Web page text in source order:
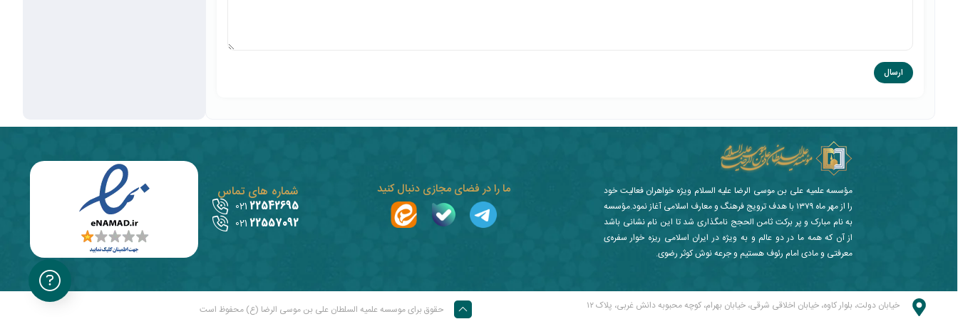
شماره های تماس
22542695
021
22557092
021
ما را در فضای مجازی دنبال کنید
مؤسسه علمیه علی بن موسی الرضا علیه السلام ویژه خواهران فعالیت خود
را از مهر ماه ۱۳۷۹ با هدف ترویج فرهنگ و معارف اسلامی آغاز نمود.مؤسسه
به نام مبارک و پر برکت ثامن الحجج نامگذاری شد تا این نام نشانی باشد
از آن که همه ما در دو عالم و به ویژه در ایران اسلامی ریزه خوار سفره‌ی
معرفتی و مادی امام رئوف هستیم و جرعه نوش کوثر رضوی.
خیابان دولت، بلوار کاوه، خیابان اخلاقی شرقی، خیابان بهرام، کوچه محبوبه دانش غربی، پلاک ۱۲ حقوق برای موسسه علمیه السلطان علی بن موسی الرضا (ع) محفوظ است